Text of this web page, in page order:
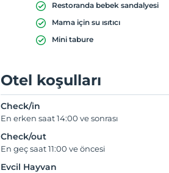
Restoranda bebek sandalyesi
Mama için su ısıtıcı
Mini tabure
Otel koşulları
Check/in
En erken saat 14:00 ve sonrası
Check/out
En geç saat 11:00 ve öncesi
Evcil Hayvan